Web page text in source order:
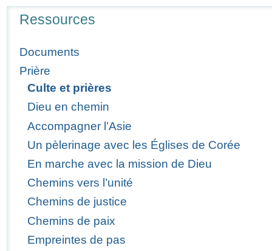
Ressources
Documents
Prière
Culte et prières
Dieu en chemin
Accompagner l’Asie
Un pèlerinage avec les Églises de Corée
En marche avec la mission de Dieu
Chemins vers l’unité
Chemins de justice
Chemins de paix
Empreintes de pas